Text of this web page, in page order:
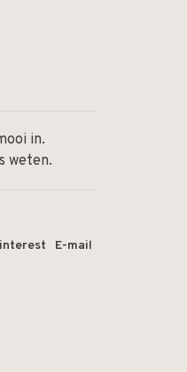
in.
weten.
E-mail